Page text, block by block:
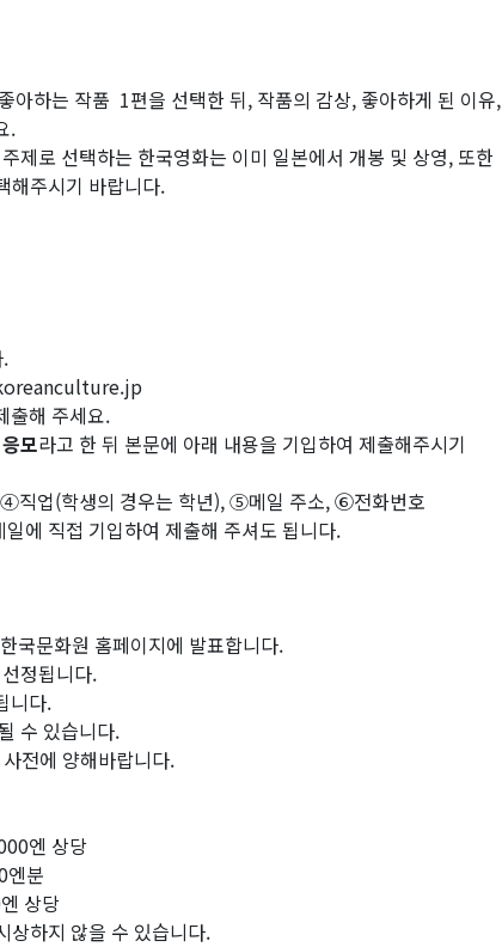
아하는 작품 1편을 선택한 뒤, 작품의 감상, 좋아하게 된 이유,
.
제로 선택하는 한국영화는 이미 일본에서 개봉 및 상영, 또한
해주시기 바랍니다.
출해 주세요.
모라고 한 뒤 본문에 아래 내용을 기입하여 제출해주시기
업(학생의 경우는 학년), ⑤메일 주소, ⑥전화번호
에 직접 기입하여 제출해 주셔도 됩니다.
국문화원 홈페이지에 발표합니다.
정됩니다.
니다.
수 있습니다.
전에 양해바랍니다.
엔 상당
엔분
상당
하지 않을 수 있습니다.